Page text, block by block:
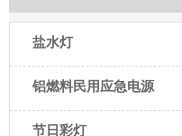
盐水灯
铝燃料民用应急电源
节日彩灯